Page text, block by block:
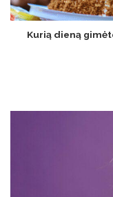
Kurią dieną